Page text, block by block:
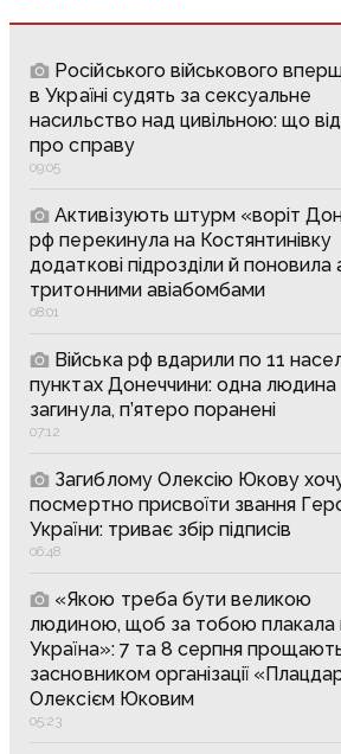
Російського військового
в Україні судять за сексуальне
насильство над цивільною: що
про справу
09:05
Активізують штурм «воріт
рф перекинула на Костянтинівку
додаткові підрозділи й поновила
тритонними авіабомбами
08:01
Війська рф вдарили по 11
пунктах Донеччини: одна людина
загинула, п’ятеро поранені
07:12
Загиблому Олексію Юкову
посмертно присвоїти звання
України: триває збір підписів
06:48
«Якою треба бути великою
людиною, щоб за тобою плакала
Україна»: 7 та 8 серпня
засновником організації
Олексієм Юковим
05:23